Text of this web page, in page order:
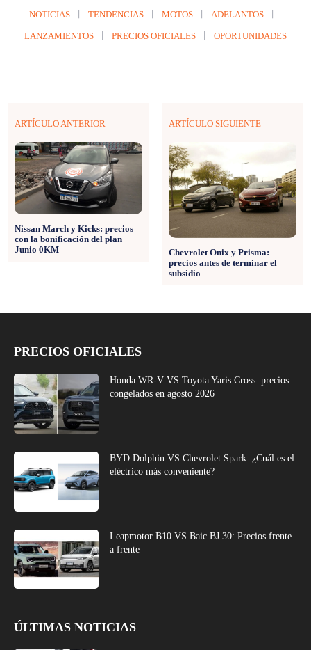
NOTICIAS TENDENCIAS MOTOS ADELANTOS
LANZAMIENTOS PRECIOS OFICIALES OPORTUNIDADES
ARTÍCULO ANTERIOR
Nissan March y Kicks: precios
con la bonificación del plan
Junio 0KM
ARTÍCULO SIGUIENTE
Chevrolet Onix y Prisma:
precios antes de terminar el
subsidio
PRECIOS OFICIALES
Honda WR-V VS Toyota Yaris Cross: precios
congelados en agosto 2026
BYD Dolphin VS Chevrolet Spark: ¿Cuál es el
eléctrico más conveniente?
Leapmotor B10 VS Baic BJ 30: Precios frente
a frente
ÚLTIMAS NOTICIAS